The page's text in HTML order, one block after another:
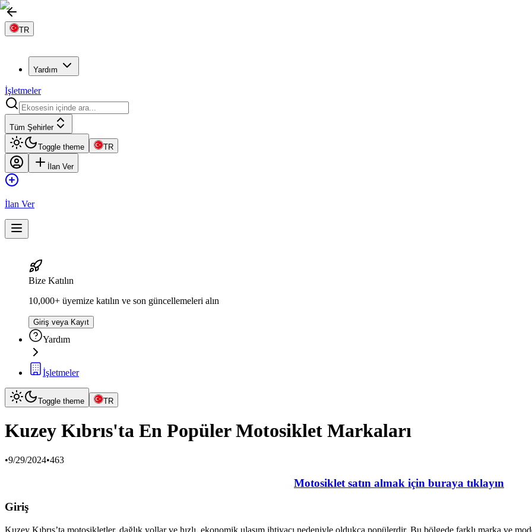
TR
Yardım
İşletmeler
Tüm Şehirler
Toggle theme TR
İlan Ver
İlan Ver
Bize Katılın
10,000+ üyemize katılın ve son güncellemeleri alın
Giriş veya Kayıt
Yardım
İşletmeler
Toggle theme TR
Kuzey Kıbrıs'ta En Popüler Motosiklet Markaları
•9/29/2024•463
Motosiklet satın almak için buraya tıklayın
Giriş
Kuzey Kıbrıs’ta motosikletler, dağlık yollar ve hızlı, ekonomik ulaşım ihtiyacı nedeniyle oldukça popülerdir. Bu bölgede farklı marka ve